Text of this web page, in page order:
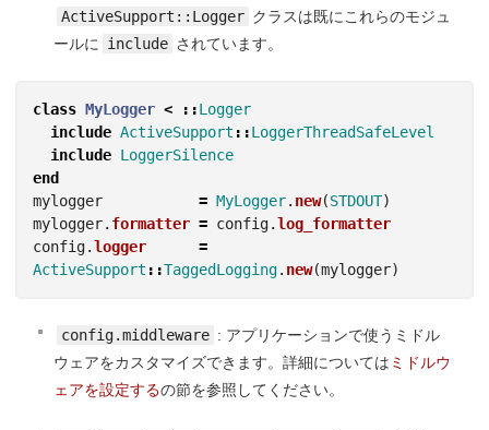
ActiveSupport::Logger クラスは既にこれらのモジュ
ールに include されています。
class MyLogger < ::Logger
include ActiveSupport ::LoggerThreadSafeLevel
include LoggerSilence
end
mylogger
= MyLogger. new(STDOUT)
mylogger. formatter = config.log_formatter
config.logger
=
ActiveSupport ::TaggedLogging. new(mylogger)
config.middleware : アプリケーションで使うミドル
ウェアをカスタマイズできます。詳細については ミドルウ
ェアを設定するの節を参照してください。